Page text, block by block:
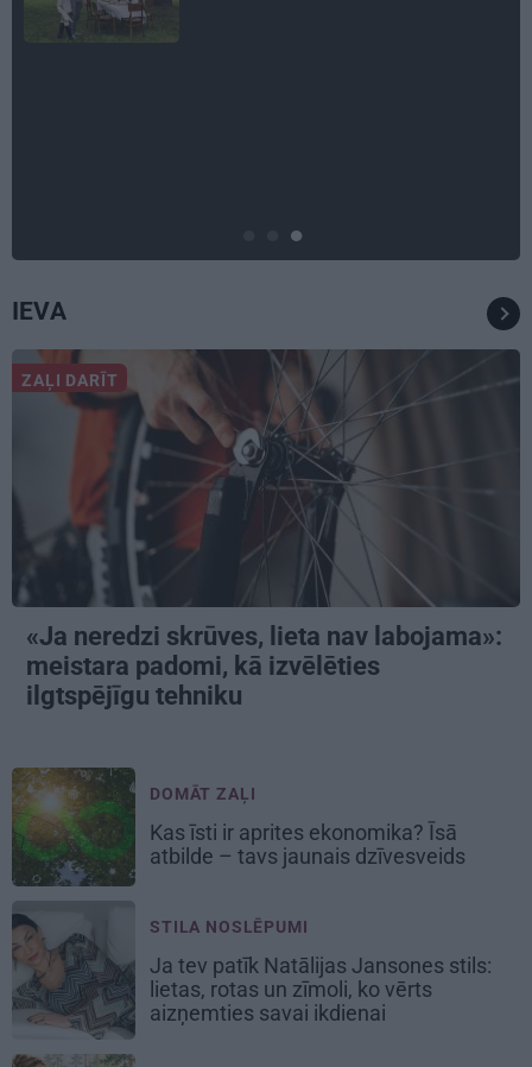
IEVA
ZAĻI DARĪT
«Ja neredzi skrūves, lieta nav labojama»:
meistara padomi, kā izvēlēties
ilgtspējīgu tehniku
DOMĀT ZAĻI
Kas īsti ir aprites ekonomika? Īsā
atbilde – tavs jaunais dzīvesveids
STILA NOSLĒPUMI
Ja tev patīk Natālijas Jansones stils:
lietas, rotas un zīmoli, ko vērts
aizņemties savai ikdienai